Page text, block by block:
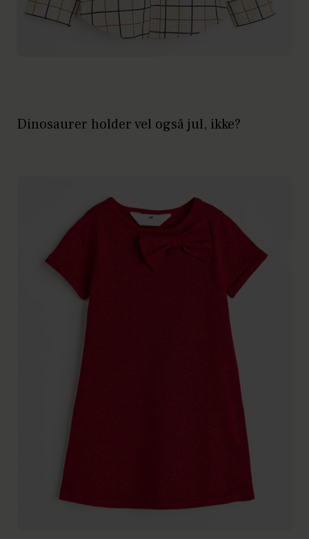
Dinosaurer holder vel også jul, ikke?